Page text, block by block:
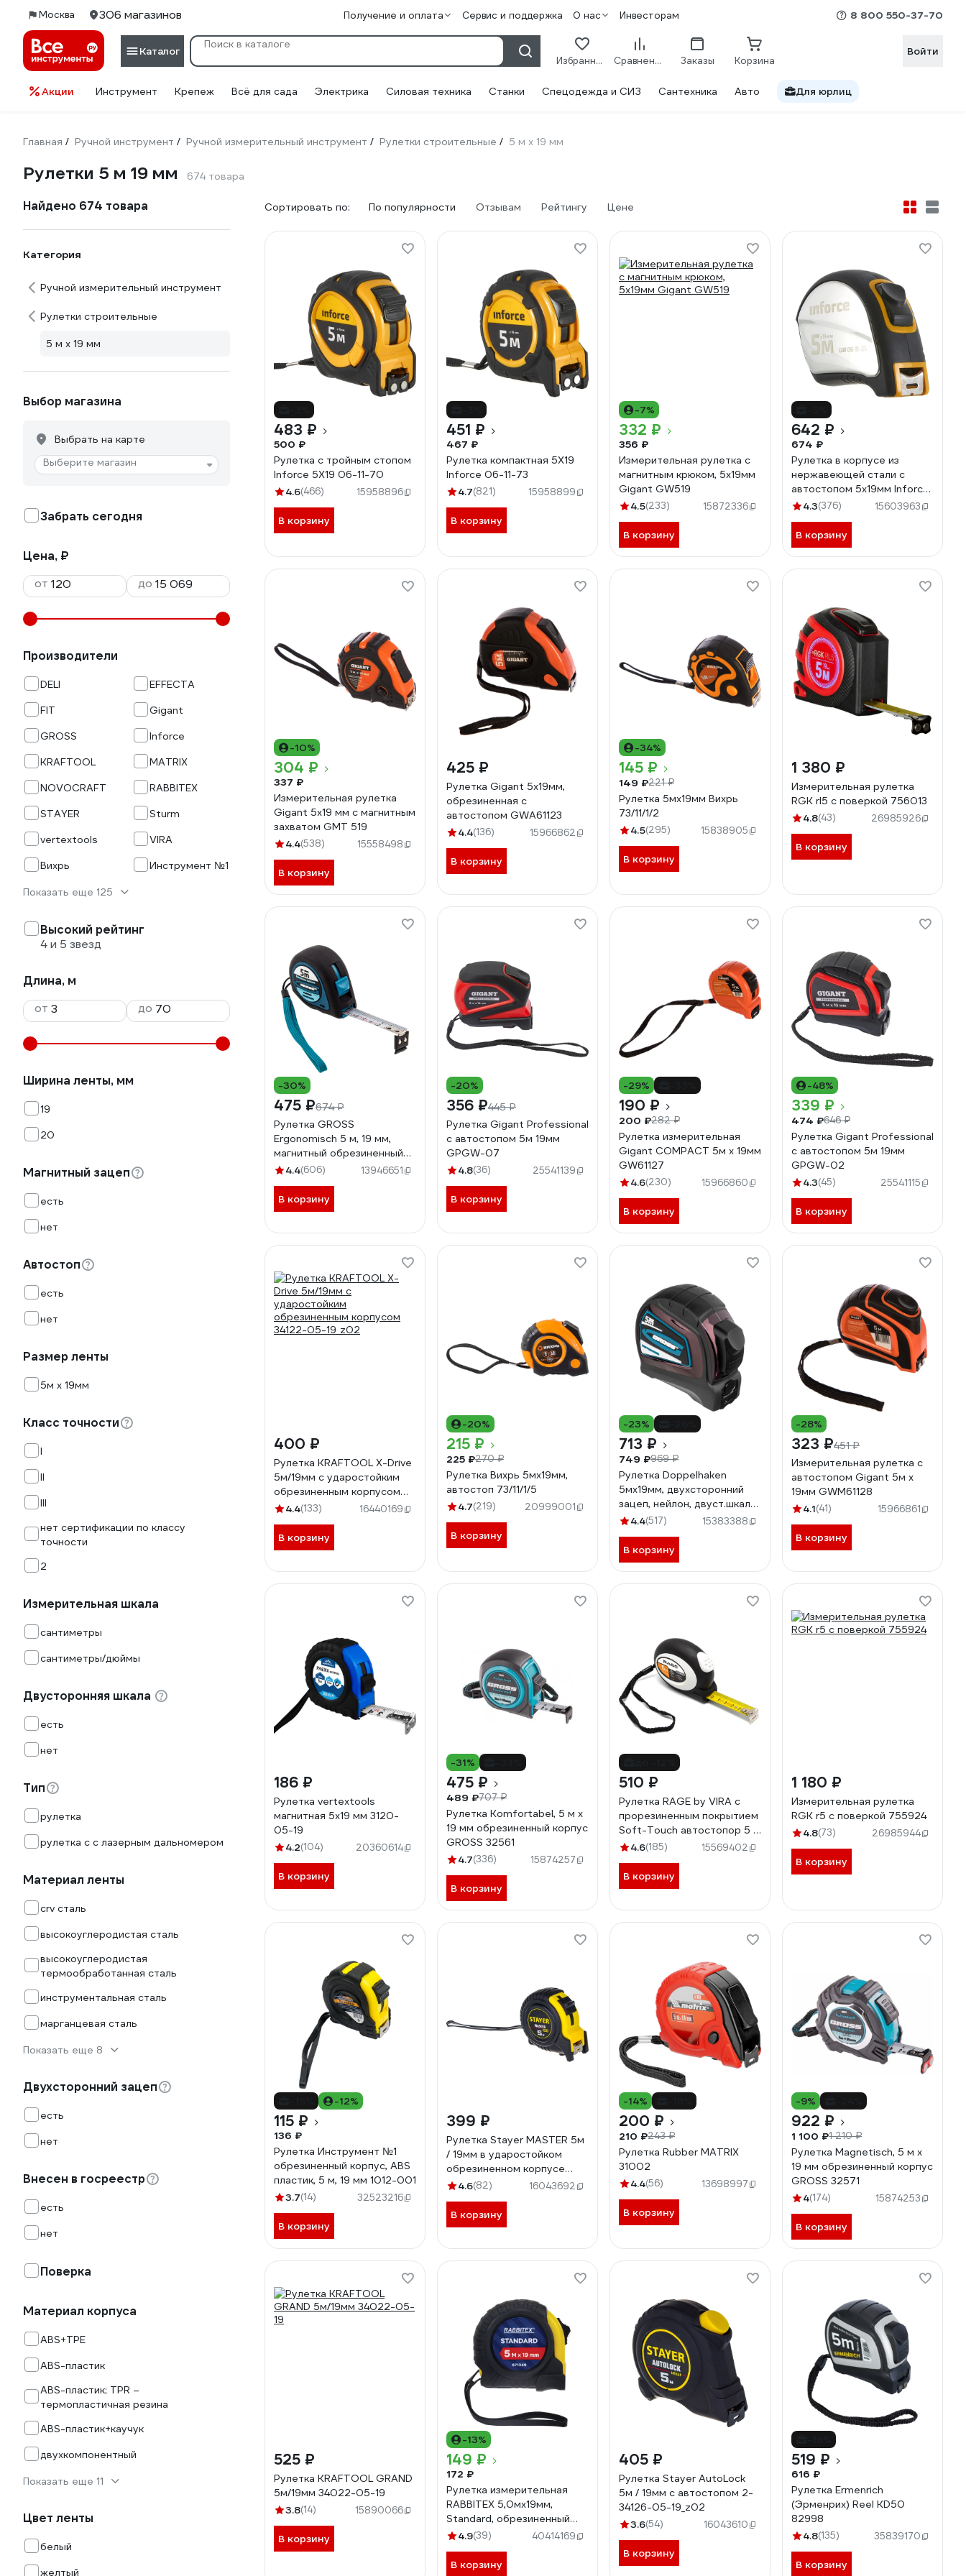
Москва 306 магазинов Получение и оплата Сервис и поддержка О нас Инвесторам 8 800 550-37-70
Каталог
Избранное Сравнение Заказы Корзина
Войти
Акции Инструмент Крепеж Всё для сада Электрика Силовая техника Станки Спецодежда и СИЗ Сантехника Авто Для юрлиц
Главная / Ручной инструмент / Ручной измерительный инструмент / Рулетки строительные / 5 м х 19 мм
Рулетки 5 м 19 мм 674 товара
Найдено 674 товара
Категория
Ручной измерительный инструмент
Рулетки строительные
5 м х 19 мм
Выбор магазина
Выбрать на карте
Выберите магазин
Забрать сегодня
Цена, ₽
от
до
Производители
DELI
EFFECTA
FIT
Gigant
GROSS
Inforce
KRAFTOOL
MATRIX
NOVOCRAFT
RABBITEX
STAYER
Sturm
vertextools
VIRA
Вихрь
Инструмент №1
Показать еще 125
Высокий рейтинг
4 и 5 звезд
Длина, м
от
до
Ширина ленты, мм
19
20
Магнитный зацеп
есть
нет
Автостоп
есть
нет
Размер ленты
5м х 19мм
Класс точности
I
II
III
нет сертификации по классу
точности
2
Измерительная шкала
сантиметры
сантиметры/дюймы
Двусторонняя шкала
есть
нет
Тип
рулетка
рулетка с с лазерным дальномером
Материал ленты
crv сталь
высокоуглеродистая сталь
высокоуглеродистая
термообработанная сталь
инструментальная сталь
марганцевая сталь
Показать еще 8
Двухсторонний зацеп
есть
нет
Внесен в госреестр
есть
нет
Поверка
Материал корпуса
ABS+TPE
ABS-пластик
ABS-пластик; TPR –
термопластичная резина
ABS-пластик+каучук
двухкомпонентный
Показать еще 11
Цвет ленты
белый
желтый
Сортировать по: По популярности Отзывам Рейтингу Цене
483 ₽
500 ₽
Рулетка с тройным стопом
Inforce 5Х19 06-11-70
4.6(466) 15958896
В корзину
451 ₽
467 ₽
Рулетка компактная 5Х19
Inforce 06-11-73
4.7(821) 15958899
В корзину
-7%
332 ₽
356 ₽
Измерительная рулетка с
магнитным крюком, 5x19мм
Gigant GW519
4.5(233) 15872336
В корзину
642 ₽
674 ₽
Рулетка в корпусе из
нержавеющей стали с
автостопом 5x19мм Inforce
GW 06-11-25
4.3(376) 15603963
В корзину
-10%
304 ₽
337 ₽
Измерительная рулетка
Gigant 5x19 мм с магнитным
захватом GMT 519
4.4(538) 15558498
В корзину
425 ₽
Рулетка Gigant 5x19мм,
обрезиненная с
автостопом GWA61123
4.4(136) 15966862
В корзину
-34%
145 ₽
149 ₽221 ₽
Рулетка 5мх19мм Вихрь
73/11/1/2
4.5(295) 15838905
В корзину
1 380 ₽
Измерительная рулетка
RGK rl5 с поверкой 756013
4.8(43) 26985926
В корзину
-30%
475 ₽674 ₽
Рулетка GROSS
Ergonomisch 5 м, 19 мм,
магнитный обрезиненный
зацеп 31102
4.4(606) 13946651
В корзину
-20%
356 ₽445 ₽
Рулетка Gigant Professional
с автостопом 5м 19мм
GPGW-07
4.8(36) 25541139
В корзину
-29%
190 ₽
200 ₽282 ₽
Рулетка измерительная
Gigant COMPACT 5м х 19мм
GW61127
4.6(230) 15966860
В корзину
-48%
339 ₽
474 ₽646 ₽
Рулетка Gigant Professional
с автостопом 5м 19мм
GPGW-02
4.3(45) 25541115
В корзину
400 ₽
Рулетка KRAFTOOL X-Drive
5м/19мм с ударостойким
обрезиненным корпусом
34122-05-19_z02
4.4(133) 16440169
В корзину
-20%
215 ₽
225 ₽270 ₽
Рулетка Вихрь 5мх19мм,
автостоп 73/11/1/5
4.7(219) 20999001
В корзину
-23%
713 ₽
749 ₽969 ₽
Рулетка Doppelhaken
5мх19мм, двухсторонний
зацеп, нейлон, двуст.шкала
GROSS 31123
4.4(517) 15383388
В корзину
-28%
323 ₽451 ₽
Измерительная рулетка с
автостопом Gigant 5м х
19мм GWM61128
4.1(41) 15966861
В корзину
186 ₽
Рулетка vertextools
магнитная 5х19 мм 3120-
05-19
4.2(104) 20360614
В корзину
-31%
475 ₽
489 ₽707 ₽
Рулетка Komfortabel, 5 м х
19 мм обрезиненный корпус
GROSS 32561
4.7(336) 15874257
В корзину
510 ₽
Рулетка RAGE by VIRA с
прорезиненным покрытием
Soft-Touch автостопор 5 м
х 19 мм 100043
4.6(185) 15569402
В корзину
1 180 ₽
Измерительная рулетка
RGK r5 с поверкой 755924
4.8(73) 26985944
В корзину
-12%
115 ₽
136 ₽
Рулетка Инструмент №1
обрезиненный корпус, ABS
пластик, 5 м, 19 мм 1012-001
3.7(14) 32523216
В корзину
399 ₽
Рулетка Stayer MASTER 5м
/ 19мм в ударостойком
обрезиненном корпусе
34025-05_z01
4.6(82) 16043692
В корзину
-14%
200 ₽
210 ₽243 ₽
Рулетка Rubber MATRIX
31002
4.4(56) 13698997
В корзину
-9%
922 ₽
1 100 ₽1 210 ₽
Рулетка Magnetisch, 5 м х
19 мм обрезиненный корпус
GROSS 32571
4(174) 15874253
В корзину
525 ₽
Рулетка KRAFTOOL GRAND
5м/19мм 34022-05-19
3.8(14) 15890066
В корзину
-13%
149 ₽
172 ₽
Рулетка измерительная
RABBITEX 5,0мх19мм,
Standard, обрезиненный
корпус 671349
4.9(39) 40414169
В корзину
405 ₽
Рулетка Stayer AutoLock
5м / 19мм с автостопом 2-
34126-05-19_z02
3.6(54) 16043610
В корзину
519 ₽
616 ₽
Рулетка Ermenrich
(Эрменрих) Reel KD50
82998
4.8(135) 35839170
В корзину